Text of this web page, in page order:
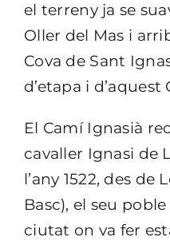
el terreny ja se
Oller del Mas i
Cova de Sant
d’etapa i d’aquest
El Camí Ignasià
cavaller Ignasi de
l’any 1522, des de
Basc), el seu
ciutat on va fer